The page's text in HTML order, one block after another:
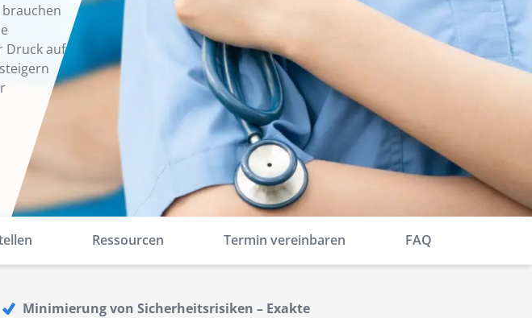
Druck auf
Ressourcen Termin vereinbaren FAQ
Minimierung von Sicherheitsrisiken – Exakte